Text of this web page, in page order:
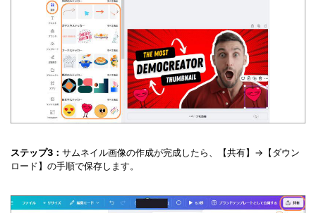
ステップ3： サムネイル画像の作成が完成したら、【共有】→【ダウン
ロード】の手順で保存します。